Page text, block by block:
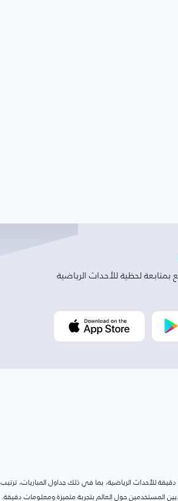
لحظية للأحداث الرياضية
للأحداث الرياضية، بما في ذلك جداول المباريات، ترتيب
المستخدمين حول العالم بتجربة متميزة ومعلومات دقيقة.